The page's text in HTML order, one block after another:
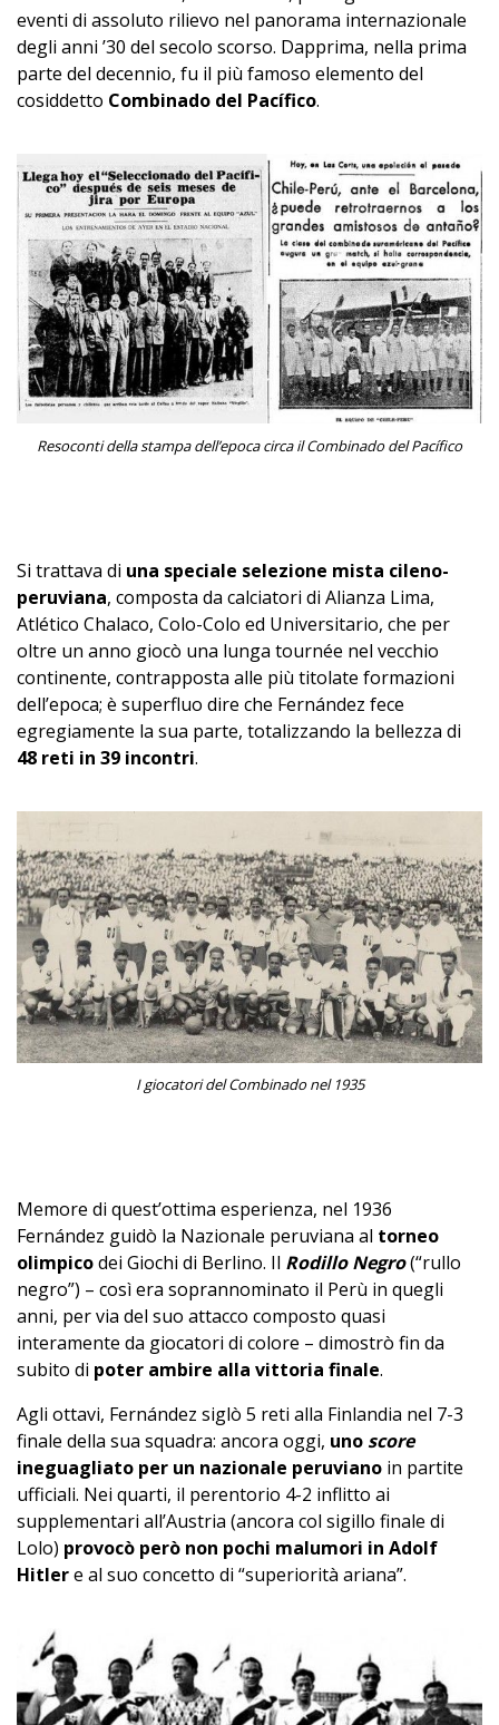
eventi di assoluto rilievo nel panorama internazionale
degli anni ’30 del secolo scorso. Dapprima, nella prima
parte del decennio, fu il più famoso elemento del
cosiddetto Combinado del Pacífico.
Resoconti della stampa dell’epoca circa il Combinado del Pacífico
Si trattava di una speciale selezione mista cileno-
peruviana, composta da calciatori di Alianza Lima,
Atlético Chalaco, Colo-Colo ed Universitario, che per
oltre un anno giocò una lunga tournée nel vecchio
continente, contrapposta alle più titolate formazioni
dell’epoca; è superfluo dire che Fernández fece
egregiamente la sua parte, totalizzando la bellezza di
48 reti in 39 incontri.
I giocatori del Combinado nel 1935
Memore di quest’ottima esperienza, nel 1936
Fernández guidò la Nazionale peruviana al torneo
olimpicodei Giochi di Berlino. Il Rodillo Negro(“rullo
negro”) – così era soprannominato il Perù in quegli
anni, per via del suo attacco composto quasi
interamente da giocatori di colore – dimostrò fin da
subito di poter ambire alla vittoria finale.
Agli ottavi, Fernández siglò 5 reti alla Finlandia nel 7-3
finale della sua squadra: ancora oggi, uno score
ineguagliato per un nazionale peruviano in partite
ufficiali. Nei quarti, il perentorio 4-2 inflitto ai
supplementari all’Austria (ancora col sigillo finale di
Lolo) provocò però non pochi malumori in Adolf
Hitlere al suo concetto di “superiorità ariana”.